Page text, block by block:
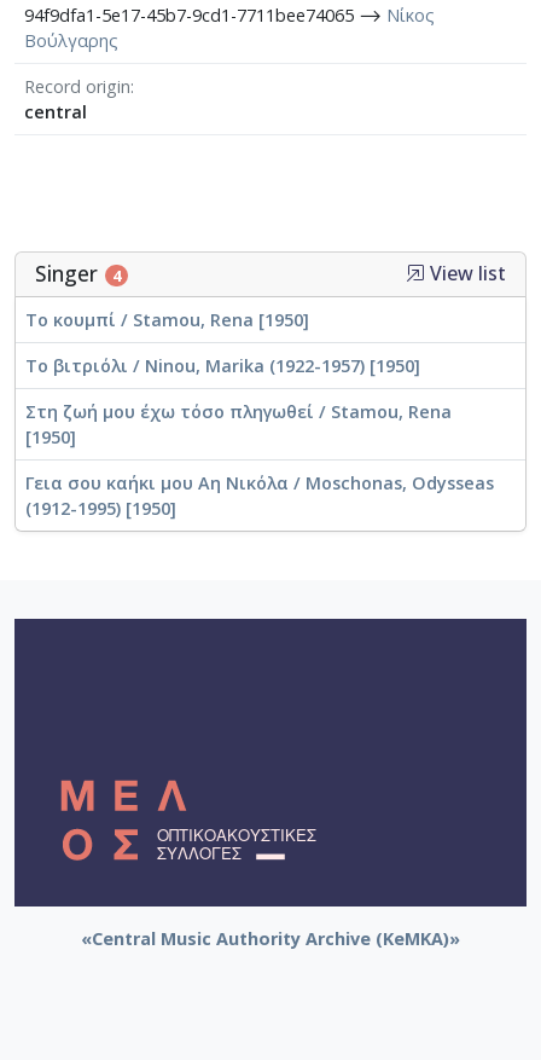
94f9dfa1-5e17-45b7-9cd1-7711bee74065 ⟶ Νίκος
Βούλγαρης
Record origin
central
Singer 4 View list
Το κουμπί / Stamou, Rena [1950]
Το βιτριόλι / Ninou, Marika (1922-1957) [1950]
Στη ζωή μου έχω τόσο πληγωθεί / Stamou, Rena
[1950]
Γεια σου καήκι μου Αη Νικόλα / Moschonas, Odysseas
(1912-1995) [1950]
«Central Music Authority Archive (KeMKA)»